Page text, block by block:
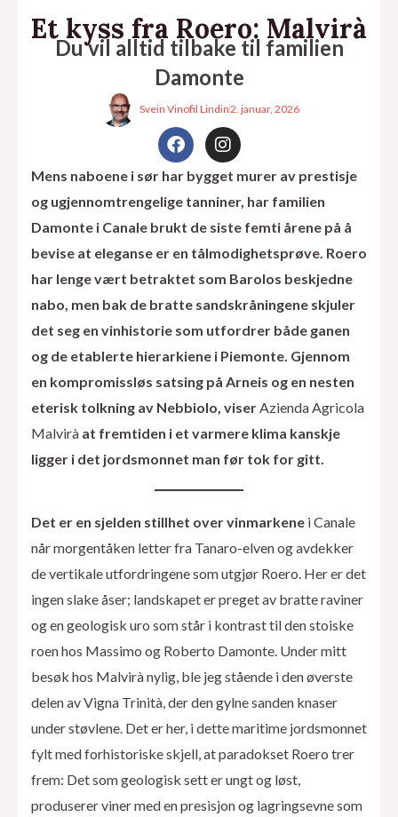
Et kyss fra Roero: Malvirà
Du vil alltid tilbake til familien
Damonte
Svein Vinofil Lindin2. januar, 2026
F
a
c
e
b
o
k
I
n
s
t
a
g
a
m
Mens naboene i sør har bygget murer av prestisje
og ugjennomtrengelige tanniner, har familien
Damonte i Canale brukt de siste femti årene på å
bevise at eleganse er en tålmodighetsprøve. Roero
har lenge vært betraktet som Barolos beskjedne
nabo, men bak de bratte sandskråningene skjuler
det seg en vinhistorie som utfordrer både ganen
og de etablerte hierarkiene i Piemonte. Gjennom
en kompromissløs satsing på Arneis og en nesten
eterisk tolkning av Nebbiolo, viser Azienda Agricola
Malvirà at fremtiden i et varmere klima kanskje
ligger i det jordsmonnet man før tok for gitt.
Det er en sjelden stillhet over vinmarkene i Canale
når morgentåken letter fra Tanaro-elven og avdekker
de vertikale utfordringene som utgjør Roero. Her er det
ingen slake åser; landskapet er preget av bratte raviner
og en geologisk uro som står i kontrast til den stoiske
roen hos Massimo og Roberto Damonte. Under mitt
besøk hos Malvirà nylig, ble jeg stående i den øverste
delen av Vigna Trinità, der den gylne sanden knaser
under støvlene. Det er her, i dette maritime jordsmonnet
fylt med forhistoriske skjell, at paradokset Roero trer
frem: Det som geologisk sett er ungt og løst,
produserer viner med en presisjon og lagringsevne som